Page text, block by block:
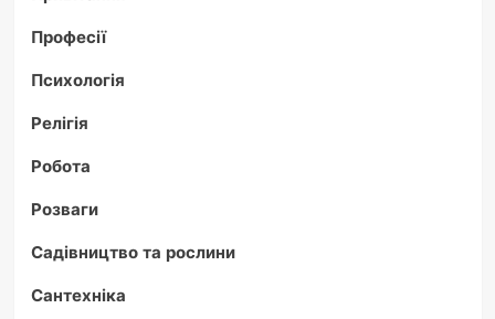
Професії
Психологія
Релігія
Робота
Розваги
Садівництво та рослини
Сантехніка